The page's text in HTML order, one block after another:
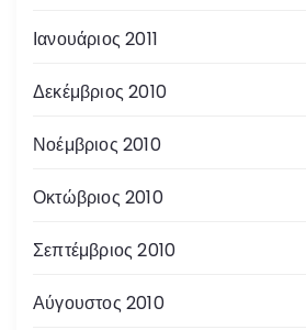
Ιανουάριος 2011
Δεκέμβριος 2010
Νοέμβριος 2010
Οκτώβριος 2010
Σεπτέμβριος 2010
Αύγουστος 2010